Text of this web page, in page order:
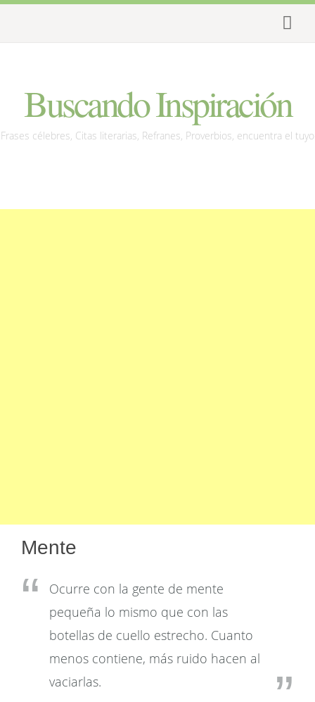
Buscando Inspiración
Frases célebres, Citas literarias, Refranes, Proverbios, encuentra el tuyo
Mente
Ocurre con la gente de mente
pequeña lo mismo que con las
botellas de cuello estrecho. Cuanto
menos contiene, más ruido hacen al
vaciarlas.